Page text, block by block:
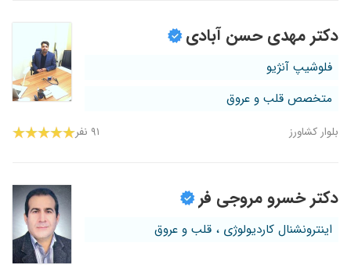
دکتر مهدی حسن آبادی
فلوشیپ آنژیو
متخصص قلب و عروق
بلوار کشاورز ۹۱ نفر
دکتر خسرو مروجی فر
اینترونشنال کاردیولوژی ، قلب و عروق